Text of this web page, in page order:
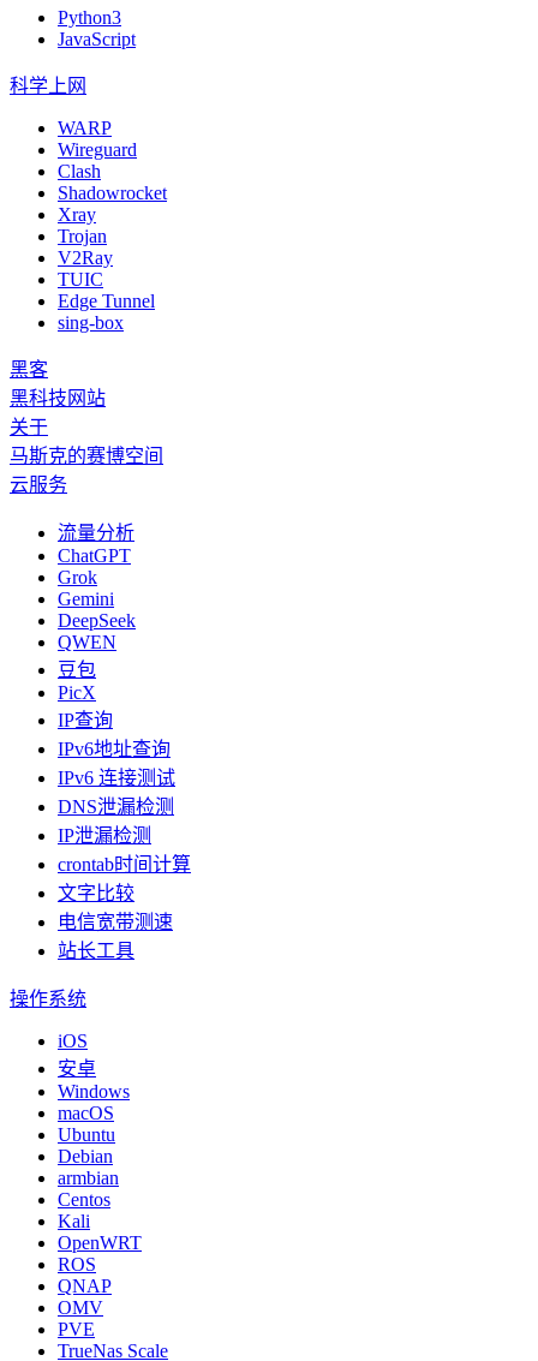
Python3
JavaScript
科学上网
WARP
Wireguard
Clash
Shadowrocket
Xray
Trojan
V2Ray
TUIC
Edge Tunnel
sing-box
黑客
黑科技网站
关于
马斯克的赛博空间
云服务
流量分析
ChatGPT
Grok
Gemini
DeepSeek
QWEN
豆包
PicX
IP查询
IPv6地址查询
IPv6 连接测试
DNS泄漏检测
IP泄漏检测
crontab时间计算
文字比较
电信宽带测速
站长工具
操作系统
iOS
安卓
Windows
macOS
Ubuntu
Debian
armbian
Centos
Kali
OpenWRT
ROS
QNAP
OMV
PVE
TrueNas Scale